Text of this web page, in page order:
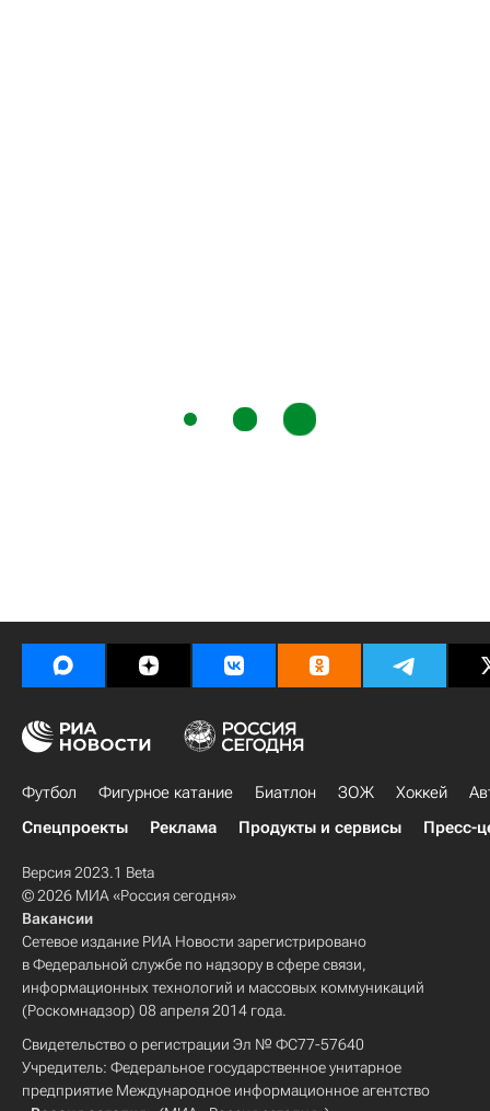
Футбол Фигурное катание Биатлон ЗОЖ Хоккей
Спецпроекты
Реклама Продукты и сервисы Пресс-
Версия 2023.1 Beta
© 2026 МИА «Россия сегодня»
Вакансии
Сетевое издание РИА Новости зарегистрировано
в Федеральной службе по надзору в сфере связи,
информационных технологий и массовых коммуникаций
(Роскомнадзор) 08 апреля 2014 года.
Свидетельство о регистрации Эл № ФС77-57640
Учредитель: Федеральное государственное унитарное
предприятие Международное информационное агентство